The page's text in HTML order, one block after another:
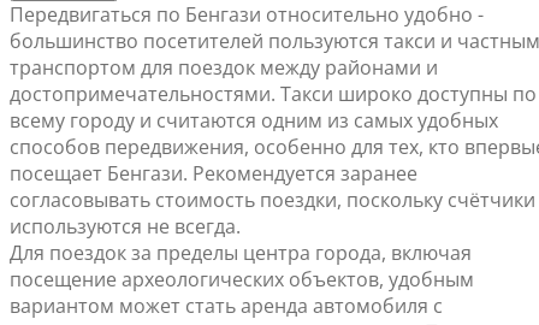
Передвигаться по Бенгази относительно удобно -
большинство посетителей пользуются такси и частным
транспортом для поездок между районами и
достопримечательностями. Такси широко доступны по
всему городу и считаются одним из самых удобных
способов передвижения, особенно для тех, кто
посещает Бенгази. Рекомендуется заранее
согласовывать стоимость поездки, поскольку счётчики
используются не всегда.
Для поездок за пределы центра города, включая
посещение археологических объектов, удобным
вариантом может стать аренда автомобиля с